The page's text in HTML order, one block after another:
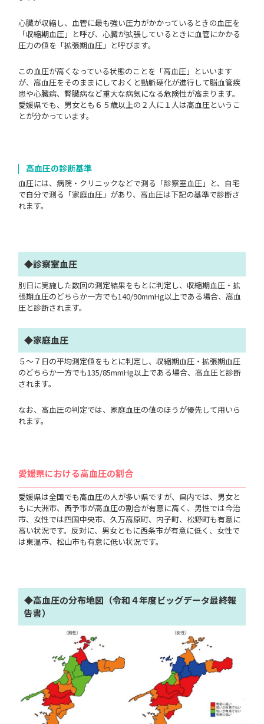
心臓が収縮し、血管に最も強い圧力がかかっているときの血圧を
「収縮期血圧」と呼び、心臓が拡張しているときに血管にかかる
圧力の値を「拡張期血圧」と呼びます。
この血圧が高くなっている状態のことを「高血圧」といいます
が、高血圧をそのままにしておくと動脈硬化が進行して脳血管疾
患や心臓病、腎臓病など重大な病気になる危険性が高まります。
愛媛県でも、男女とも６５歳以上の２人に１人は高血圧というこ
とが分かっています。
高血圧の診断基準
血圧には、病院・クリニックなどで測る「診察室血圧」と、自宅
で自分で測る「家庭血圧」があり、高血圧は下記の基準で診断さ
れます。
◆診察室血圧
別日に実施した数回の測定結果をもとに判定し、収縮期血圧・拡
張期血圧のどちらか一方でも140/90mmHg以上である場合、高血
圧と診断されます。
◆家庭血圧
５～７日の平均測定値をもとに判定し、収縮期血圧・拡張期血圧
のどちらか一方でも135/85mmHg以上である場合、高血圧と診断
されます。
なお、高血圧の判定では、家庭血圧の値のほうが優先して用いら
れます。
愛媛県における高血圧の割合
愛媛県は全国でも高血圧の人が多い県ですが、県内では、男女と
もに大洲市、西予市が高血圧の割合が有意に高く、男性では今治
市、女性では四国中央市、久万高原町、内子町、松野町も有意に
高い状況です。反対に、男女ともに西条市が有意に低く、女性で
は東温市、松山市も有意に低い状況です。
◆高血圧の分布地図（令和４年度ビッグデータ最終報
告書）